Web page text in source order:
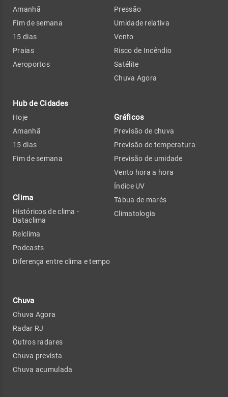
Amanhã
Fim de semana
15 dias
Praias
Aeroportos
Hub de Cidades
Hoje
Amanhã
15 dias
Fim de semana
Clima
Históricos de clima -
Dataclima
Relclima
Podcasts
Diferença entre clima e tempo
Chuva
Chuva Agora
Radar RJ
Outros radares
Chuva prevista
Chuva acumulada
Pressão
Umidade relativa
Vento
Risco de Incêndio
Satélite
Chuva Agora
Gráficos
Previsão de chuva
Previsão de temperatura
Previsão de umidade
Vento hora a hora
Índice UV
Tábua de marés
Climatologia